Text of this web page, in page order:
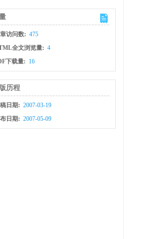
访问数: 475
全文浏览量: 4
下载量: 16
历程
日期: 2007-03-19
日期: 2007-05-09